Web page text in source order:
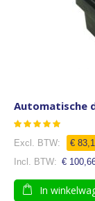
Automatische
Waardering:
90
100
€
€
In